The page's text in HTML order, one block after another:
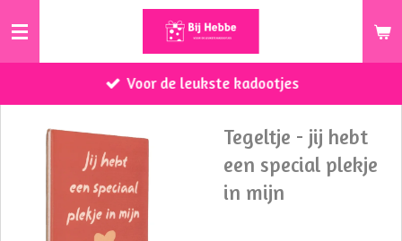
Ga
de
hoofdinhoud
Voor de leukste kadootjes
Tegeltje - jij hebt
een special plekje
in mijn